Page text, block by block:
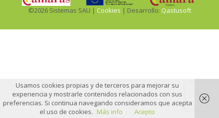
©2026 Sistemas SAU | Cookies | Desarrollo: Qastusoft
Usamos cookies propias y de terceros para mejorar su
experiencia y mostrarle contenidos relacionados con sus
preferencias. Si continua navegando consideramos que acepta
el uso de cookies. Más info Acepto